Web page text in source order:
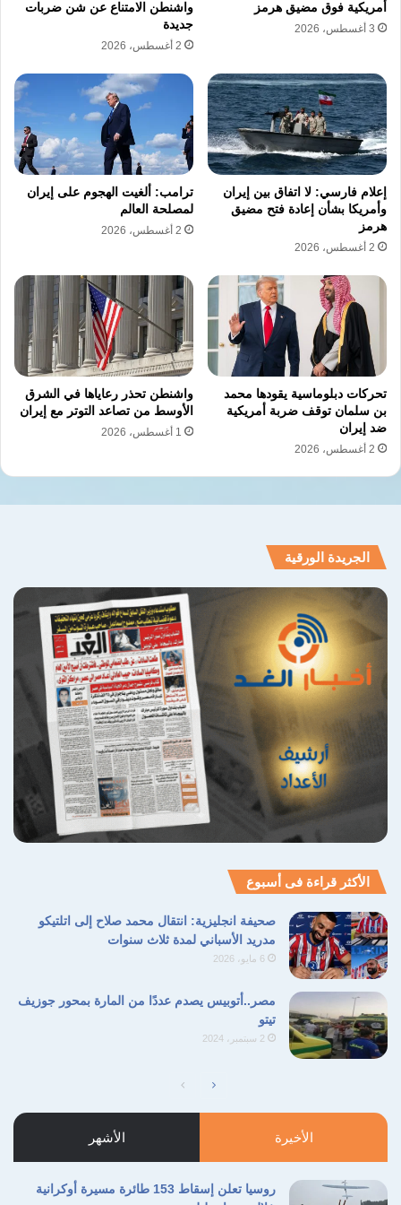
ختام اجتماع وزاري تشاوري لدول عربية وإسلامية
على دول الخليج لن تحقق لها أي مكاسب، بل
ستفاقم من عزلتها السياسية في ظل تصاعد
التوترات الإقليمية.
نسخ الرابط
أمريكية فوق مضيق هرمز
3 أغسطس، 2026
واشنطن الامتناع عن شن ضربات
جديدة
2 أغسطس، 2026
إعلام فارسي: لا اتفاق بين إيران
وأمريكا بشأن إعادة فتح مضيق
هرمز
2 أغسطس، 2026
ترامب: ألغيت الهجوم على إيران
لمصلحة العالم
2 أغسطس، 2026
تحركات دبلوماسية يقودها محمد
بن سلمان توقف ضربة أمريكية
ضد إيران
2 أغسطس، 2026
واشنطن تحذر رعاياها في الشرق
الأوسط من تصاعد التوتر مع إيران
1 أغسطس، 2026
الجريدة الورقية
الأكثر قراءة فى أسبوع
صحيفة انجليزية: انتقال محمد صلاح إلى اتلتيكو
مدريد الأسباني لمدة ثلاث سنوات
6 مايو، 2026
مصر..أتوبيس يصدم عددًا من المارة بمحور جوزيف
تيتو
2 سبتمبر، 2024
الصفحة
السابقة
الصفحة
التالية
الأخيرة الأشهر
روسيا تعلن إسقاط 153 طائرة مسيرة أوكرانية